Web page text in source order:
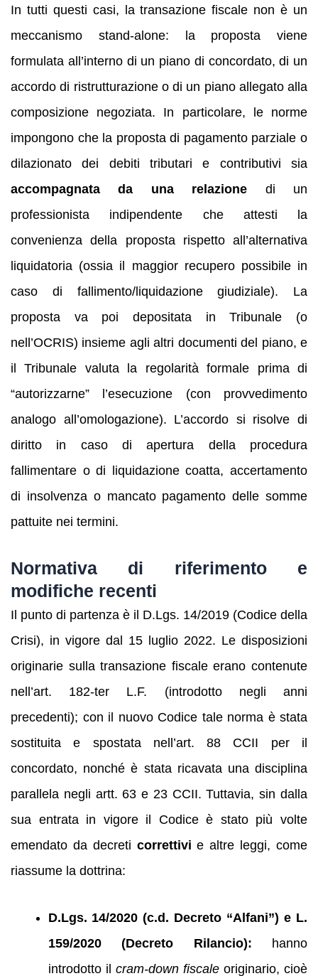
In tutti questi casi, la transazione fiscale non è un
meccanismo stand-alone: la proposta viene
formulata all’interno di un piano di concordato, di un
accordo di ristrutturazione o di un piano allegato alla
composizione negoziata. In particolare, le norme
impongono che la proposta di pagamento parziale o
dilazionato dei debiti tributari e contributivi sia
accompagnata da una relazione di un
professionista indipendente che attesti la
convenienza della proposta rispetto all’alternativa
liquidatoria (ossia il maggior recupero possibile in
caso di fallimento/liquidazione giudiziale). La
proposta va poi depositata in Tribunale (o
nell’OCRIS) insieme agli altri documenti del piano, e
il Tribunale valuta la regolarità formale prima di
“autorizzarne” l’esecuzione (con provvedimento
analogo all’omologazione). L’accordo si risolve di
diritto in caso di apertura della procedura
fallimentare o di liquidazione coatta, accertamento
di insolvenza o mancato pagamento delle somme
pattuite nei termini.
Normativa di riferimento e
modifiche recenti
Il punto di partenza è il D.Lgs. 14/2019 (Codice della
Crisi), in vigore dal 15 luglio 2022. Le disposizioni
originarie sulla transazione fiscale erano contenute
nell’art. 182-ter L.F. (introdotto negli anni
precedenti); con il nuovo Codice tale norma è stata
sostituita e spostata nell’art. 88 CCII per il
concordato, nonché è stata ricavata una disciplina
parallela negli artt. 63 e 23 CCII. Tuttavia, sin dalla
sua entrata in vigore il Codice è stato più volte
emendato da decreti correttivi e altre leggi, come
riassume la dottrina:
D.Lgs. 14/2020 (c.d. Decreto “Alfani”) e L.
159/2020 (Decreto Rilancio): hanno
introdotto il cram-down fiscaleoriginario, cioè